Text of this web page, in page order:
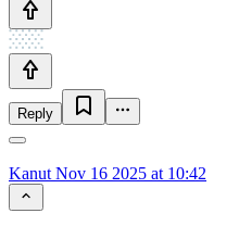
Reply
Kanut Nov 16 2025 at 10:42